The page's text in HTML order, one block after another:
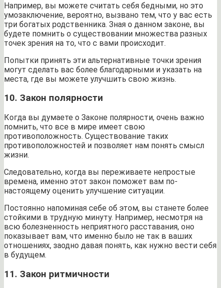
Например, вы можете считать себя бедными, но это
умозаключение, вероятно, вызвано тем, что у вас есть
три богатых родственника. Зная о данном законе, вы
будете помнить о существовании множества разных
точек зрения на то, что с вами происходит.
Попытки принять эти альтернативные точки зрения
могут сделать вас более благодарными и указать на
места, где вы можете улучшить свою жизнь.
10. Закон полярности
Когда вы думаете о Законе полярности, очень важно
помнить, что все в мире имеет свою
противоположность. Существование таких
противоположностей и позволяет нам понять смысл
жизни.
Следовательно, когда вы переживаете непростые
времена, именно этот закон поможет вам по-
настоящему оценить улучшение ситуации.
Постоянно напоминая себе об этом, вы станете более
стойкими в трудную минуту. Например, несмотря на
всю болезненность неприятного расставания, оно
показывает вам, что именно было не так в ваших
отношениях, заодно давая понять, как нужно вести себя
в будущем.
11. Закон ритмичности